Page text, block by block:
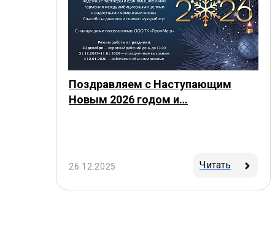
Поздравляем с Наступающим
Новым 2026 годом и…
26.12.2025 Читать